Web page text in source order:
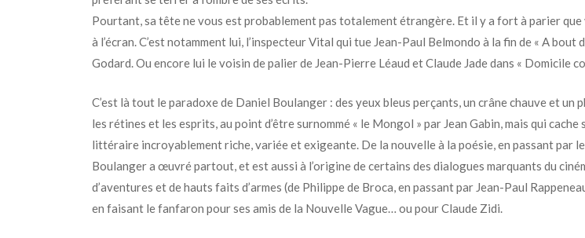
Pourtant, sa tête ne vous est probablement pas totalement étrangère. Et il y a fort à parier que
à l’écran. C’est notamment lui, l’inspecteur Vital qui tue Jean-Paul Belmondo à la fin de « A bout
Godard. Ou encore lui le voisin de palier de Jean-Pierre Léaud et Claude Jade dans « Domicile
C’est là tout le paradoxe de Daniel Boulanger : des yeux bleus perçants, un crâne chauve et un
les rétines et les esprits, au point d’être surnommé « le Mongol » par Jean Gabin, mais qui
littéraire incroyablement riche, variée et exigeante. De la nouvelle à la poésie, en passant par
Boulanger a œuvré partout, et est aussi à l’origine de certains des dialogues marquants du
d’aventures et de hauts faits d’armes (de Philippe de Broca, en passant par Jean-Paul
en faisant le fanfaron pour ses amis de la Nouvelle Vague… ou pour Claude Zidi.